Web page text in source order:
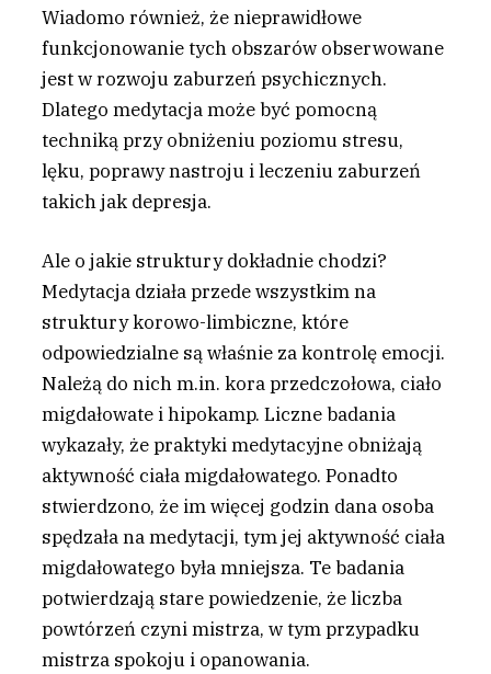
Wiadomo również, że nieprawidłowe
funkcjonowanie tych obszarów obserwowane
jest w rozwoju zaburzeń psychicznych.
Dlatego medytacja może być pomocną
techniką przy obniżeniu poziomu stresu,
lęku, poprawy nastroju i leczeniu zaburzeń
takich jak depresja.
Ale o jakie struktury dokładnie chodzi?
Medytacja działa przede wszystkim na
struktury korowo-limbiczne, które
odpowiedzialne są właśnie za kontrolę emocji.
Należą do nich m.in. kora przedczołowa, ciało
migdałowate i hipokamp. Liczne badania
wykazały, że praktyki medytacyjne obniżają
aktywność ciała migdałowatego. Ponadto
stwierdzono, że im więcej godzin dana osoba
spędzała na medytacji, tym jej aktywność ciała
migdałowatego była mniejsza. Te badania
potwierdzają stare powiedzenie, że liczba
powtórzeń czyni mistrza, w tym przypadku
mistrza spokoju i opanowania.